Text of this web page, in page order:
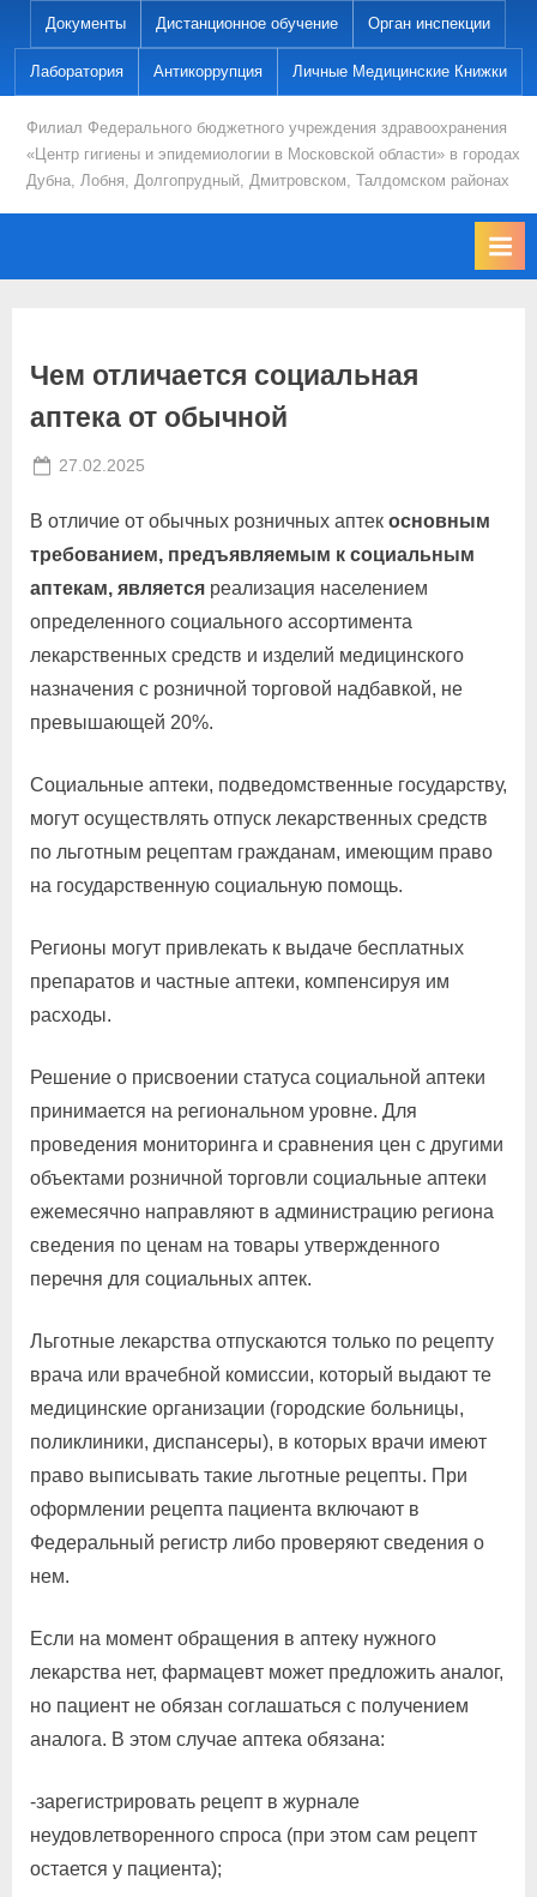
content
Документы Дистанционное обучение Орган инспекции
Лаборатория Антикоррупция Личные Медицинские Книжки
Филиал Федерального бюджетного учреждения здравоохранения
«Центр гигиены и эпидемиологии в Московской области» в городах
Дубна, Лобня, Долгопрудный, Дмитровском, Талдомском районах
Чем отличается социальная
аптека от обычной
Posted
27.02.2025
В отличие от обычных розничных аптек основным
требованием, предъявляемым к социальным
аптекам, является реализация населением
определенного социального ассортимента
лекарственных средств и изделий медицинского
назначения с розничной торговой надбавкой, не
превышающей 20%.
Социальные аптеки, подведомственные государству,
могут осуществлять отпуск лекарственных средств
по льготным рецептам гражданам, имеющим право
на государственную социальную помощь.
Регионы могут привлекать к выдаче бесплатных
препаратов и частные аптеки, компенсируя им
расходы.
Решение о присвоении статуса социальной аптеки
принимается на региональном уровне. Для
проведения мониторинга и сравнения цен с другими
объектами розничной торговли социальные аптеки
ежемесячно направляют в администрацию региона
сведения по ценам на товары утвержденного
перечня для социальных аптек.
Льготные лекарства отпускаются только по рецепту
врача или врачебной комиссии, который выдают те
медицинские организации (городские больницы,
поликлиники, диспансеры), в которых врачи имеют
право выписывать такие льготные рецепты. При
оформлении рецепта пациента включают в
Федеральный регистр либо проверяют сведения о
нем.
Если на момент обращения в аптеку нужного
лекарства нет, фармацевт может предложить аналог,
но пациент не обязан соглашаться с получением
аналога. В этом случае аптека обязана:
-зарегистрировать рецепт в журнале
неудовлетворенного спроса (при этом сам рецепт
остается у пациента);